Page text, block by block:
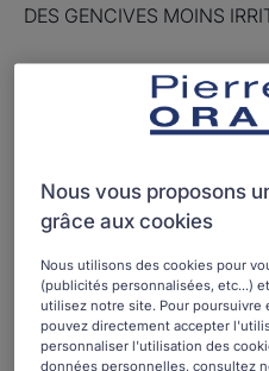
DES GENCIVES MOINS
* Etude clinique, 52 sujets,
Fait pour
Adolescents - adultes -
mamans
Nous vous proposons
grâce aux cookies
Nous utilisons des cookies pour
(publicités personnalisées, etc...)
utilisez notre site. Pour
pouvez directement accepter
personnaliser l'utilisation des
données personnelles, consultez